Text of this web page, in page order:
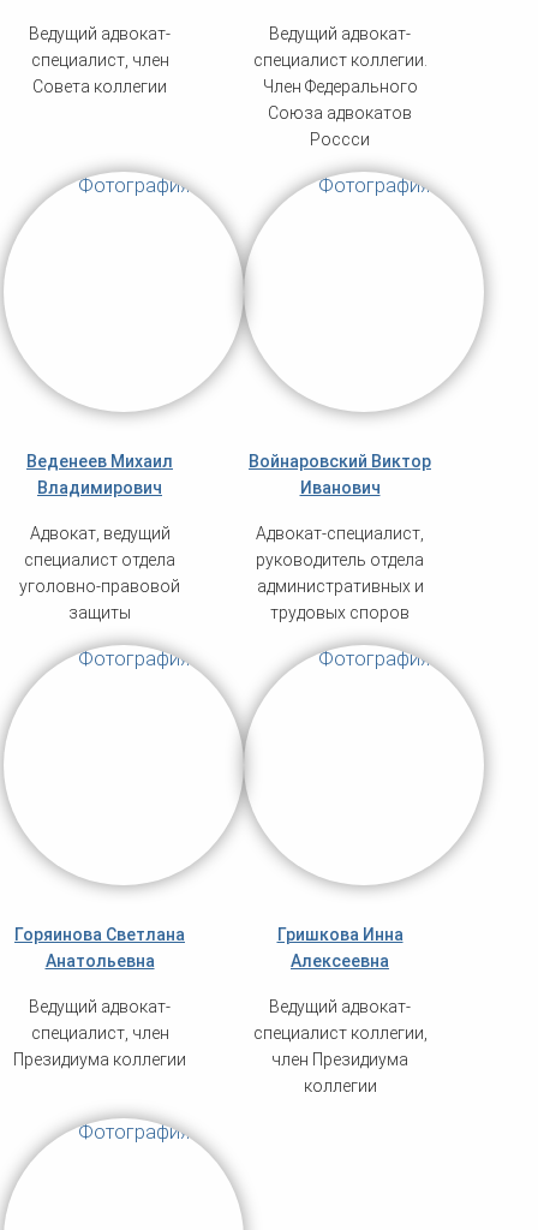
Ведущий адвокат-
специалист, член
Совета коллегии
Ведущий адвокат-
специалист коллегии.
Член Федерального
Союза адвокатов
Россси
Веденеев Михаил
Владимирович
Адвокат, ведущий
специалист отдела
уголовно-правовой
защиты
Войнаровский Виктор
Иванович
Адвокат-специалист,
руководитель отдела
административных и
трудовых споров
Горяинова Светлана
Анатольевна
Ведущий адвокат-
специалист, член
Президиума коллегии
Гришкова Инна
Алексеевна
Ведущий адвокат-
специалист коллегии,
член Президиума
коллегии